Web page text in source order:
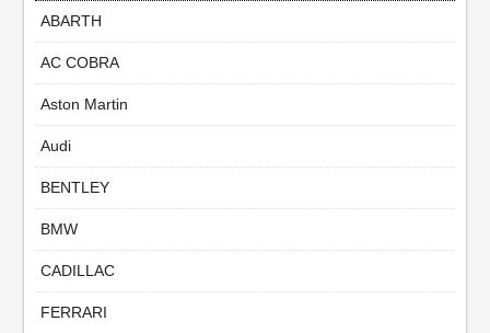
ABARTH
AC COBRA
Aston Martin
Audi
BENTLEY
BMW
CADILLAC
FERRARI